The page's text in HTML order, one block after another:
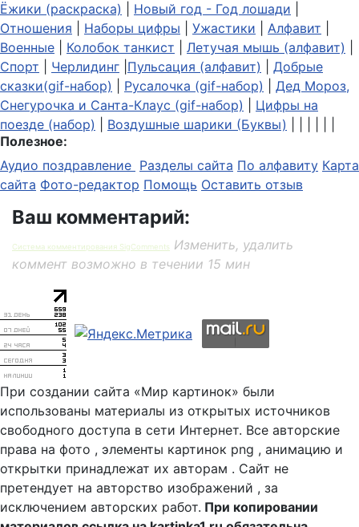
Ёжики (раскраска)
Новый год - Год лошади
Отношения
Наборы цифры Ужастики Алфавит
Военные
Колобок танкист Летучая мышь (алфавит)
Спорт
Черлидинг Пульсация (алфавит)
Добрые
сказки(gif-набор)
Русалочка (gif-набор)
Дед Мороз,
Снегурочка и Санта-Клаус (gif-набор)
Цифры на
поезде (набор)
Воздушные шарики (Буквы)
Полезное:
Аудио поздравление Разделы сайта По алфавиту Карта
сайта Фото-редактор Помощь Оставить отзыв
Ваш комментарий:
Система комментирования SigComments
Изменить, удалить
коммент возможно в течении 15 мин
При создании сайта «Мир картинок» были
использованы материалы из открытых источников
свободного доступа в сети Интернет. Все авторские
права на фото , элементы картинок png , анимацию и
открытки принадлежат их авторам . Сайт не
претендует на авторство изображений , за
исключением авторских работ. При копировании